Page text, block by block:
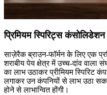
प्रिमियम स्पिरिट्स
साज़ेरैक ब्राउन-फॉर्मन के लिए एक
शराबीय पेय क्षेत्र में उच्च-दांव वाला
का लाभ उठाकर प्रीमियम स्पिरिट
लगाकर उन कंपनियों से लाभ उठा
होने से लाभान्वित होंगी।